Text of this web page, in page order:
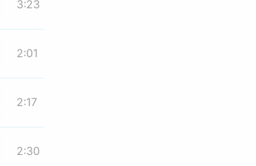
3:23
2:01
2:17
2:30